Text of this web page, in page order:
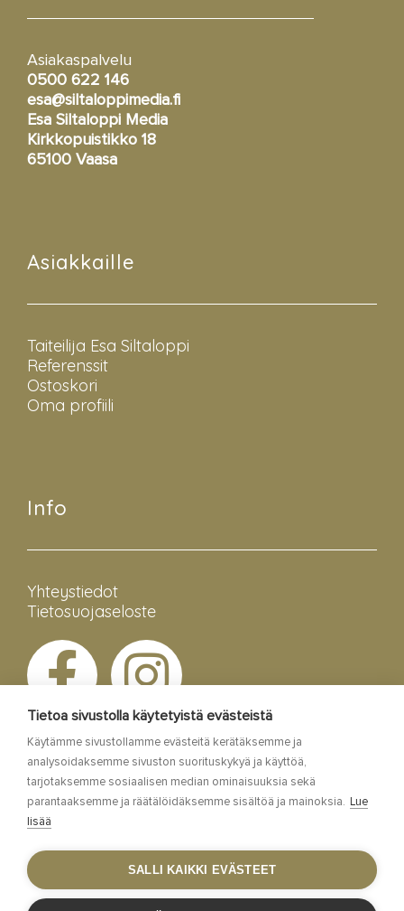
Asiakaspalvelu
0500 622 146
esa@siltaloppimedia.fi
Esa Siltaloppi Media
Kirkkopuistikko 18
65100 Vaasa
Asiakkaille
Taiteilija Esa Siltaloppi
Referenssit
Ostoskori
Oma profiili
Info
Yhteystiedot
Tietosuojaseloste
Esa Siltaloppi Media
Site byWebAula
Tietoa sivustolla käytetyistä evästeistä
Käytämme sivustollamme evästeitä kerätäksemme ja
analysoidaksemme sivuston suorituskykyä ja käyttöä,
tarjotaksemme sosiaalisen median ominaisuuksia sekä
parantaaksemme ja räätälöidäksemme sisältöä ja mainoksia.
Lue
lisää
SALLI KAIKKI EVÄSTEET